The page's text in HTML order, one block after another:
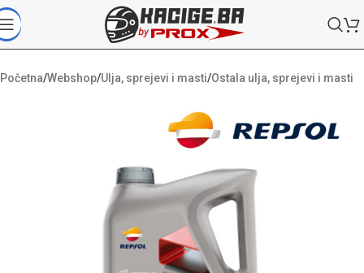
Početna/Webshop/Ulja, sprejevi i masti/Ostala ulja, sprejevi i masti